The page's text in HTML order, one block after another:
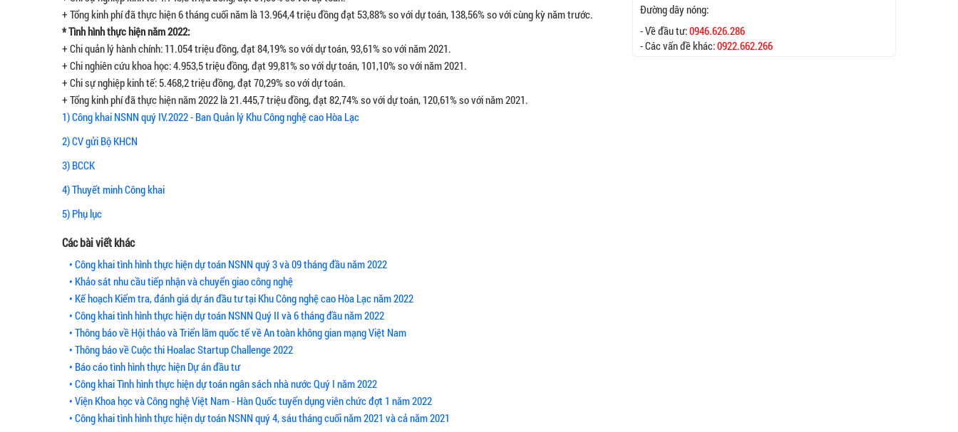
+ Tổng kinh phí đã thực hiện 6 tháng cuối năm là 13.964,4 triệu đồng đạt 53,88% so với dự toán, 138,56% so với cùng kỳ năm trước.
* Tình hình thực hiện năm 2022:
+ Chi quản lý hành chính: 11.054 triệu đồng, đạt 84,19% so với dự toán, 93,61% so với năm 2021.
+ Chi nghiên cứu khoa học: 4.953,5 triệu đồng, đạt 99,81% so với dự toán, 101,10% so với năm 2021.
+ Chi sự nghiệp kinh tế: 5.468,2 triệu đồng, đạt 70,29% so với dự toán.
+ Tổng kinh phí đã thực hiện năm 2022 là 21.445,7 triệu đồng, đạt 82,74% so với dự toán, 120,61% so với năm 2021.
1) Công khai NSNN quý IV.2022 - Ban Quản lý Khu Công nghệ cao Hòa Lạc
2) CV gửi Bộ KHCN
3) BCCK
4) Thuyết minh Công khai
5) Phụ lục
Các bài viết khác
• Công khai tình hình thực hiện dự toán NSNN quý 3 và 09 tháng đầu năm 2022
• Khảo sát nhu cầu tiếp nhận và chuyển giao công nghệ
• Kế hoạch Kiểm tra, đánh giá dự án đầu tư tại Khu Công nghệ cao Hòa Lạc năm 2022
• Công khai tình hình thực hiện dự toán NSNN Quý II và 6 tháng đầu năm 2022
• Thông báo về Hội thảo và Triển lãm quốc tế về An toàn không gian mạng Việt Nam
• Thông báo về Cuộc thi Hoalac Startup Challenge 2022
• Báo cáo tình hình thực hiện Dự án đầu tư
• Công khai Tình hình thực hiện dự toán ngân sách nhà nước Quý I năm 2022
• Viện Khoa học và Công nghệ Việt Nam - Hàn Quốc tuyển dụng viên chức đợt 1 năm 2022
• Công khai tình hình thực hiện dự toán NSNN quý 4, sáu tháng cuối năm 2021 và cả năm 2021
Đường dây nóng:
- Về đầu tư:0946.626.286
- Các vấn đề khác:0922.662.266